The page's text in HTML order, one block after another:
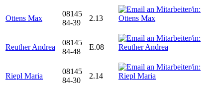
Ottens Max
08145
84-39
2.13
Reuther Andrea
08145
84-48
E.08
Riepl Maria
08145
84-30
2.14